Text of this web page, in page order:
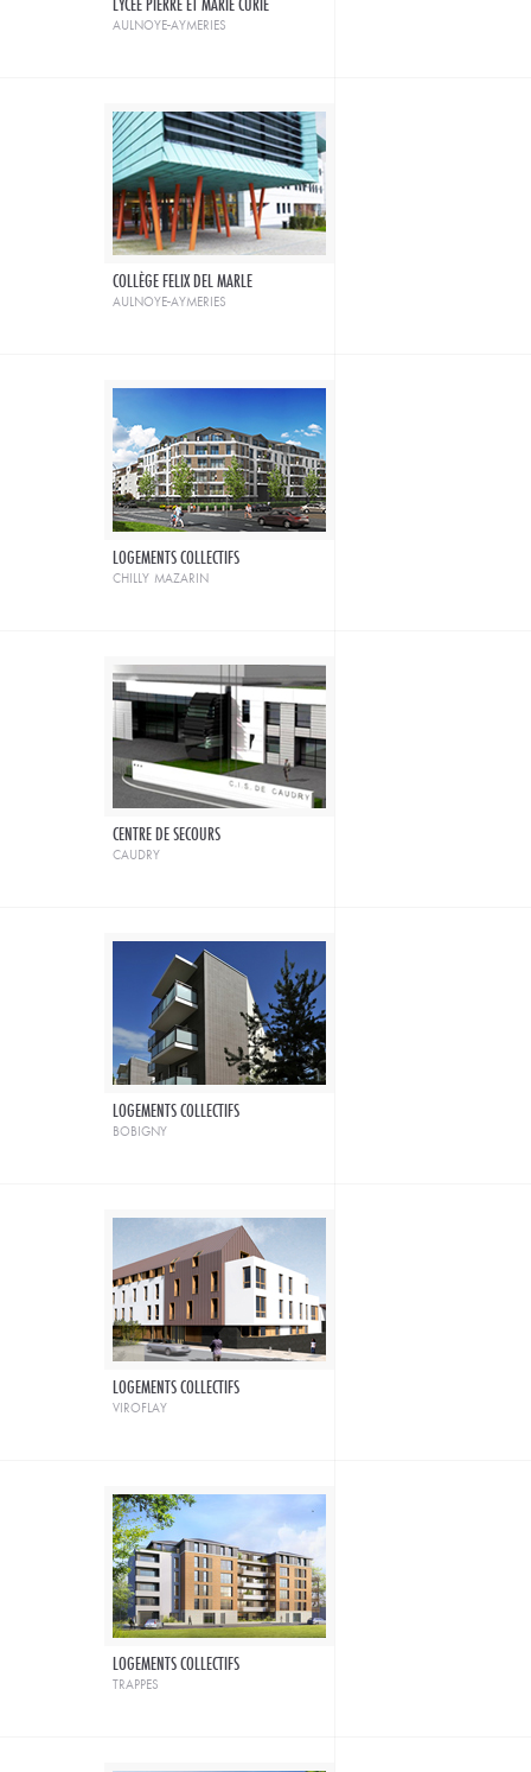
LYCÉE PIERRE ET MARIE CURIE
aulnoye-aymeries
COLLÈGE FELIX DEL MARLE
aulnoye-aymeries
LOGEMENTS COLLECTIFS
chilly mazarin
CENTRE DE SECOURS
caudry
LOGEMENTS COLLECTIFS
bobigny
LOGEMENTS COLLECTIFS
viroflay
LOGEMENTS COLLECTIFS
trappes